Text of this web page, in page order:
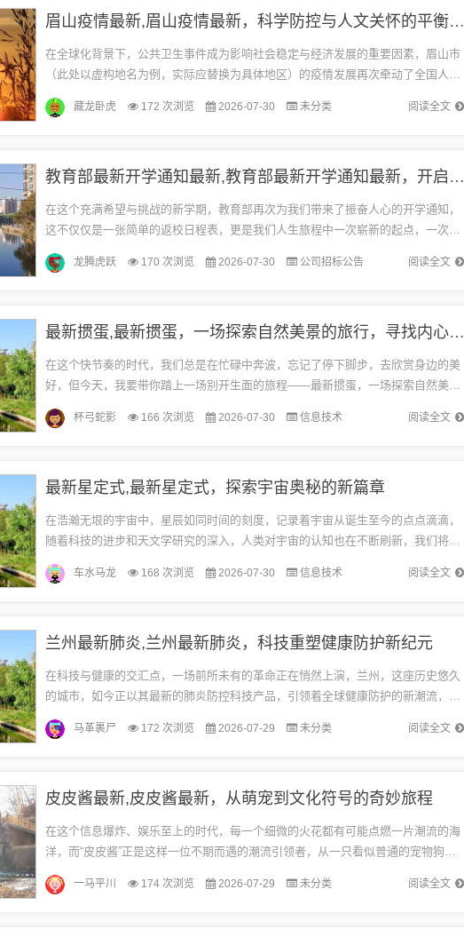
眉山疫情最新,眉山疫情最新，科学防控与人文关怀的平衡之道
在全球化背景下，公共卫生事件成为影响社会稳定与经济发展的重要因素，眉山市
（此处以虚构地名为例，实际应替换为具体地区）的疫情发展再次牵动了全国人民
的心，面对突如其来的挑战，如何在科学防控与人文关怀之间找到平衡点，既有
效...
阅读全文
藏龙卧虎 172 次浏览 2026-07-30 未分类
教育部最新开学通知最新,教育部最新开学通知最新，开启学习新篇章，拥抱自信与成就
在这个充满希望与挑战的新学期，教育部再次为我们带来了振奋人心的开学通知，
这不仅仅是一张简单的返校日程表，更是我们人生旅程中一次崭新的起点，一次自
我超越的契机，让我们以全新的姿态，迎接这个充满机遇的学期，用知识和智慧
武...
阅读全文
龙腾虎跃 170 次浏览 2026-07-30 公司招标公告
最新掼蛋,最新掼蛋，一场探索自然美景的旅行，寻找内心的宁静
在这个快节奏的时代，我们总是在忙碌中奔波，忘记了停下脚步，去欣赏身边的美
好，但今天，我要带你踏上一场别开生面的旅程——最新掼蛋，一场探索自然美景
的旅行，让你远离尘嚣，发现内心的平静。启程：放下手机，拥抱自然让我们从
放...
阅读全文
杯弓蛇影 166 次浏览 2026-07-30 信息技术
最新星定式,最新星定式，探索宇宙奥秘的新篇章
在浩瀚无垠的宇宙中，星辰如同时间的刻度，记录着宇宙从诞生至今的点点滴滴，
随着科技的进步和天文学研究的深入，人类对宇宙的认知也在不断刷新，我们将一
起探索“最新星定式”，这一引领我们理解宇宙结构、星系演化以及恒星生命周期...
阅读全文
车水马龙 168 次浏览 2026-07-30 信息技术
兰州最新肺炎,兰州最新肺炎，科技重塑健康防护新纪元
在科技与健康的交汇点，一场前所未有的革命正在悄然上演，兰州，这座历史悠久
的城市，如今正以其最新的肺炎防控科技产品，引领着全球健康防护的新潮流，让
我们一同探索这些创新科技，见证它们如何以前所未有的方式，改变我们的生活
方...
阅读全文
马革裹尸 172 次浏览 2026-07-29 未分类
皮皮酱最新,皮皮酱最新，从萌宠到文化符号的奇妙旅程
在这个信息爆炸、娱乐至上的时代，每一个细微的火花都有可能点燃一片潮流的海
洋，而“皮皮酱”正是这样一位不期而遇的潮流引领者，从一只看似普通的宠物狗，
到拥有亿万粉丝的网络红人，皮皮酱以其独特的魅力和不可复制的故事，在社交...
阅读全文
一马平川 174 次浏览 2026-07-29 未分类